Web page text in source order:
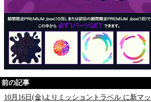
前の記事
10月16日(金)よりミッショントラベル に新マ